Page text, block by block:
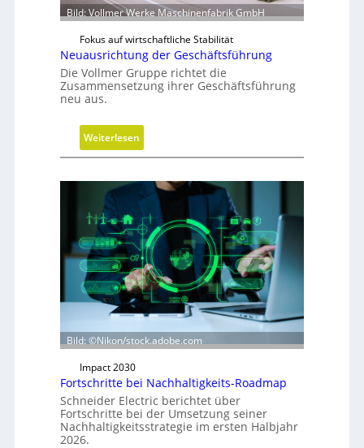
m
o
b
i
l
Bild: Vollmer Werke Maschinenfabrik GmbH
Fokus auf wirtschaftliche Stabilität
Neuausrichtung der Geschäftsführung
Die Vollmer Gruppe richtet die
Zusammensetzung ihrer Geschäftsführung
neu aus.
Weiterlesen
N
a
u
s
r
i
c
u
g
e
r
Bild: ©Nikon/stock.adobe.com
Impact 2030
Fortschritte bei Nachhaltigkeits-Roadmap
Schneider Electric berichtet über
Fortschritte bei der Umsetzung seiner
Nachhaltigkeitsstrategie im ersten Halbjahr
2026.